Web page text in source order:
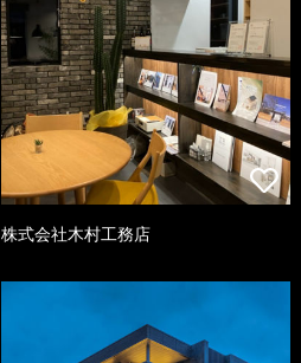
株式会社木村工務店